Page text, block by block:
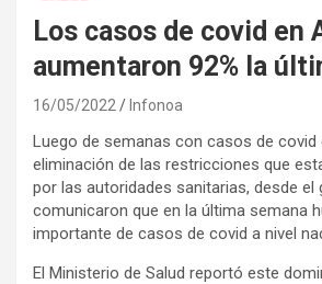
Los casos de covid en
aumentaron 92% la
16/05/2022 Infonoa
Luego de semanas con casos de covid
eliminación de las restricciones que
por las autoridades sanitarias, desde el
comunicaron que en la última semana
importante de casos de covid a nivel
El Ministerio de Salud reportó este